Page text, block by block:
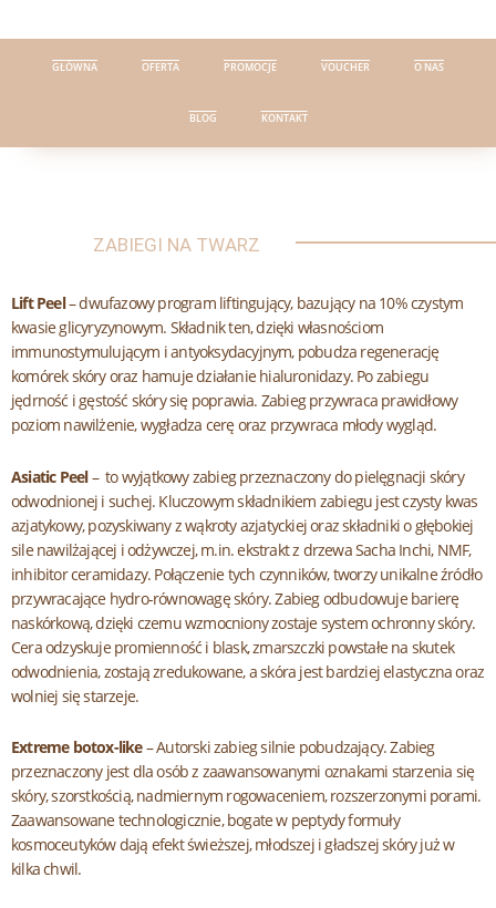
do
GŁÓWNA OFERTA PROMOCJE VOUCHER O NAS
BLOG KONTAKT
ZABIEGI NA TWARZ
Lift Peel– dwufazowy program liftingujący, bazujący na 10% czystym
kwasie glicyryzynowym. Składnik ten, dzięki własnościom
immunostymulującym i antyoksydacyjnym, pobudza regenerację
komórek skóry oraz hamuje działanie hialuronidazy. Po zabiegu
jędrność i gęstość skóry się poprawia. Zabieg przywraca prawidłowy
poziom nawilżenie, wygładza cerę oraz przywraca młody wygląd.
Asiatic Peel– to wyjątkowy zabieg przeznaczony do pielęgnacji skóry
odwodnionej i suchej. Kluczowym składnikiem zabiegu jest czysty kwas
azjatykowy, pozyskiwany z wąkroty azjatyckiej oraz składniki o głębokiej
sile nawilżającej i odżywczej, m.in. ekstrakt z drzewa Sacha Inchi, NMF,
inhibitor ceramidazy. Połączenie tych czynników, tworzy unikalne źródło
przywracające hydro-równowagę skóry. Zabieg odbudowuje barierę
naskórkową, dzięki czemu wzmocniony zostaje system ochronny skóry.
Cera odzyskuje promienność i blask, zmarszczki powstałe na skutek
odwodnienia, zostają zredukowane, a skóra jest bardziej elastyczna oraz
wolniej się starzeje.
Extreme botox-like– Autorski zabieg silnie pobudzający. Zabieg
przeznaczony jest dla osób z zaawansowanymi oznakami starzenia się
skóry, szorstkością, nadmiernym rogowaceniem, rozszerzonymi porami.
Zaawansowane technologicznie, bogate w peptydy formuły
kosmoceutyków dają efekt świeższej, młodszej i gładszej skóry już w
kilka chwil.